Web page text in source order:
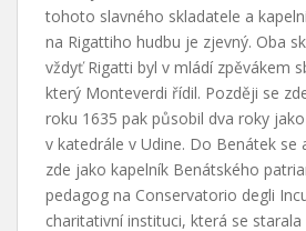
tohoto slavného skladatele a
na Rigattiho hudbu je zjevný. Oba
vždyť Rigatti byl v mládí zpěvákem
který Monteverdi řídil. Později se
roku 1635 pak působil dva roky
v katedrále v Udine. Do Benátek se
zde jako kapelník Benátského
pedagog na Conservatorio degli
charitativní instituci, která se